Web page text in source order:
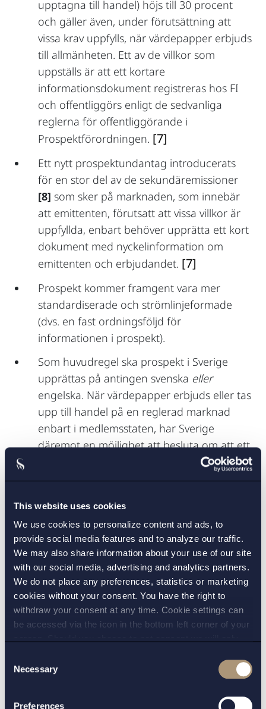
This website uses cookies
We use cookies to personalize content and ads, to
provide social media features and to analyze our traffic.
We may also share information about your use of our site
with our social media, advertising and analytics partners.
We do not place any preferences, statistics or marketing
cookies without your consent. You have the right to
withdraw your consent at any time. Cookie settings can
be accessed via the icon in the bottom left corner of your
andprivacy policy
for more details on cookies and our
Selection
Necessary
Preferences
upptagna till handel) höjs till 30 procent
och gäller även, under förutsättning att
vissa krav uppfylls, när värdepapper erbjuds
till allmänheten. Ett av de villkor som
uppställs är att ett kortare
informationsdokument registreras hos FI
och offentliggörs enligt de sedvanliga
reglerna för offentliggörande i
Prospektförordningen. [7]
Ett nytt prospektundantag introducerats
för en stor del av de sekundäremissioner
[8] som sker på marknaden, som innebär
att emittenten, förutsatt att vissa villkor är
uppfyllda, enbart behöver upprätta ett kort
dokument med nyckelinformation om
emittenten och erbjudandet. [7]
Prospekt kommer framgent vara mer
standardiserade och strömlinjeformade
(dvs. en fast ordningsföljd för
informationen i prospekt).
Som huvudregel ska prospekt i Sverige
upprättas på antingen svenska eller
engelska. När värdepapper erbjuds eller tas
upp till handel på en reglerad marknad
enbart i medlemsstaten, har Sverige
däremot en möjlighet att besluta om att ett
prospekt måste upprättas på svenska. Om
Sverige väljer att göra det återstår att se.[6]
EU-tillväxtprospekt utgår och i stället införs
ett standardiserat EU-
tillväxtemissionsprospekt som, om det
upprättas avseende aktier, får vara max 75
A4-sidor. EU-tillväxtemissionsprospekt får
upprättas och offentliggöras av bland
annat ”små och medelstora företag”,
förutsatt att emittenten inte har
Sekundäremissionsprospekt utgår och EU-
återhämtningsprospektet ersätts av ett